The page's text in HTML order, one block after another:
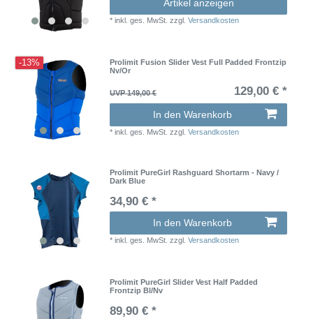
Artikel anzeigen
*inkl. ges. MwSt. zzgl.Versandkosten
-13%
Prolimit Fusion Slider Vest Full Padded Frontzip
Nv/Or
UVP 149,00 € 129,00 € *
In den Warenkorb
*inkl. ges. MwSt. zzgl.Versandkosten
Prolimit PureGirl Rashguard Shortarm - Navy /
Dark Blue
34,90 € *
In den Warenkorb
*inkl. ges. MwSt. zzgl.Versandkosten
Prolimit PureGirl Slider Vest Half Padded
Frontzip Bl/Nv
89,90 € *